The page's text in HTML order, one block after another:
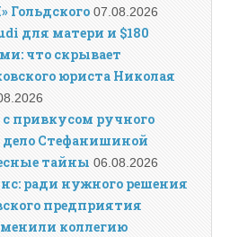
07.08.2026
для матери и $180
что скрывает
юриста Николая
с привкусом ручного
дело Стефанишиной
тайны 06.08.2026
ради нужного решения
предприятия
коллегию